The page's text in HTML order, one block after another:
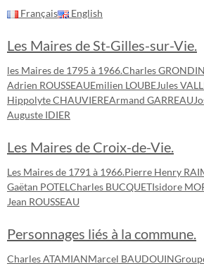
Français English
Les Maires de St-Gilles-sur-Vie.
les Maires de 1795 à 1966.Charles GRONDIN
Adrien ROUSSEAUEmilien LOUBEJules
Hippolyte CHAUVIEREArmand GARREAU
Auguste IDIER
Les Maires de Croix-de-Vie.
Les Maires de 1791 à 1966.Pierre Henry
Gaëtan POTEL Charles BUCQUETIsidore
Jean ROUSSEAU
Personnages liés à la commune.
Charles ATAMIANMarcel BAUDOUIN